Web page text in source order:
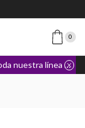
0
Descuentos Especiales de 10, 20% off en toda nuestra línea de Ropa